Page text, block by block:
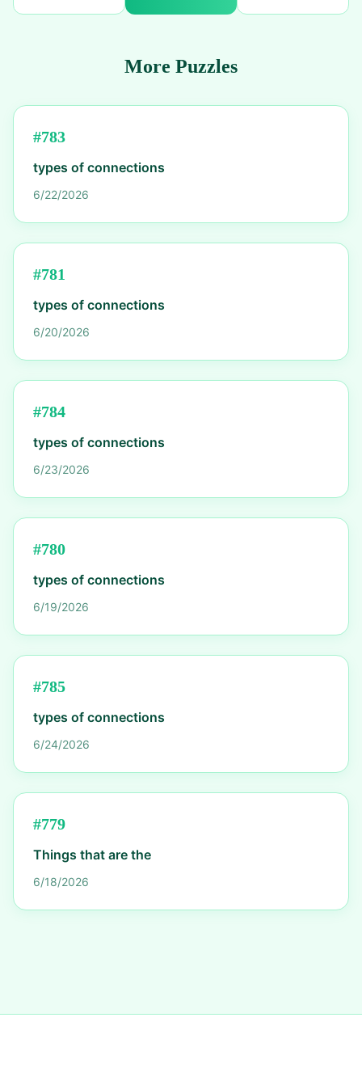
More Puzzles
#783
types of connections
6/22/2026
#781
types of connections
6/20/2026
#784
types of connections
6/23/2026
#780
types of connections
6/19/2026
#785
types of connections
6/24/2026
#779
Things that are the
6/18/2026